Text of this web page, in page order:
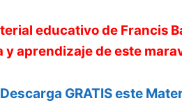
V
i
educativo de Francis
y aprendizaje de este
Descarga GRATIS este